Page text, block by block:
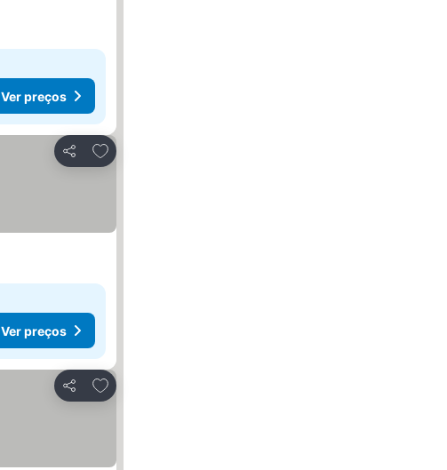
Ver preços
Partilhar
Adicionar aos favoritos
Ver preços
Partilhar
Adicionar aos favoritos